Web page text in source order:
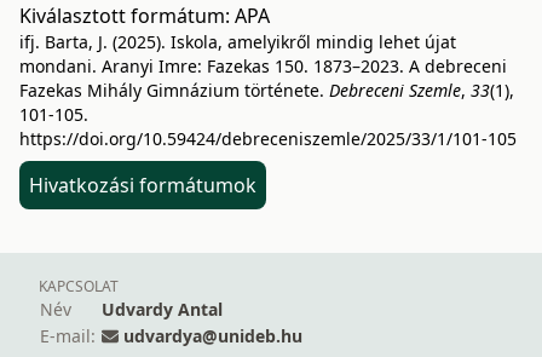
Kiválasztott formátum: APA
ifj. Barta, J. (2025). Iskola, amelyikről mindig lehet újat
mondani. Aranyi Imre: Fazekas 150. 1873–2023. A debreceni
Fazekas Mihály Gimnázium története. Debreceni Szemle, 33(1),
101-105.
https://doi.org/10.59424/debreceniszemle/2025/33/1/101-105
Hivatkozási formátumok
KAPCSOLAT
Név
Udvardy Antal
E-mail:
udvardya@unideb.hu